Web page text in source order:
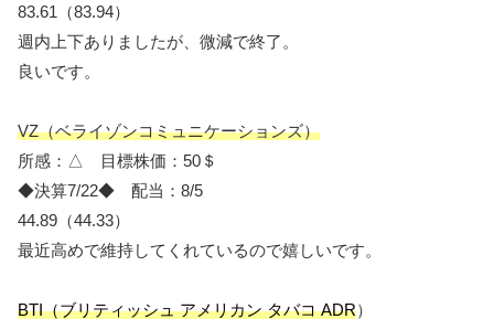
83.61（83.94）
週内上下ありましたが、微減で終了。
良いです。
VZ（ベライゾンコミュニケーションズ）
所感：△ 目標株価：50＄
◆決算7/22◆ 配当：8/5
44.89（44.33）
最近高めで維持してくれているので嬉しいです。
BTI（ブリティッシュ アメリカン タバコ ADR）